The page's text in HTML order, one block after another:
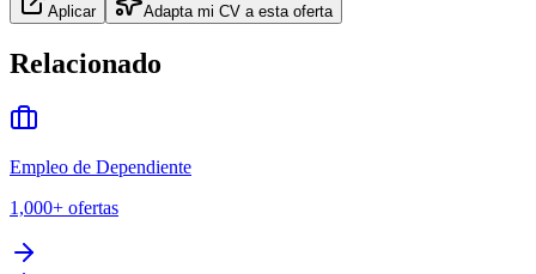
Aplicar Adapta mi CV a esta oferta
Relacionado
Empleo de Dependiente
1,000+ ofertas